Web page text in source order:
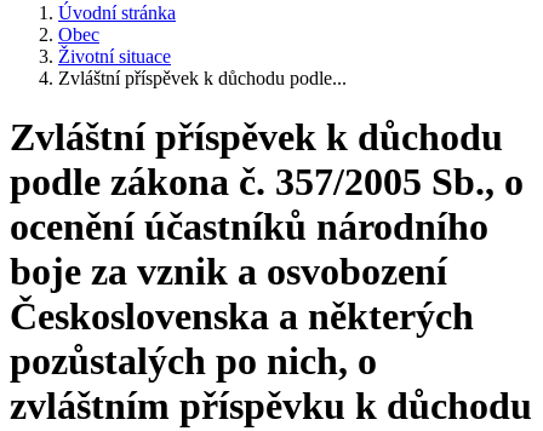
Úvodní stránka
Obec
Životní situace
Zvláštní příspěvek k důchodu podle...
Zvláštní příspěvek k důchodu
podle zákona č. 357/2005 Sb., o
ocenění účastníků národního
boje za vznik a osvobození
Československa a některých
pozůstalých po nich, o
zvláštním příspěvku k důchodu